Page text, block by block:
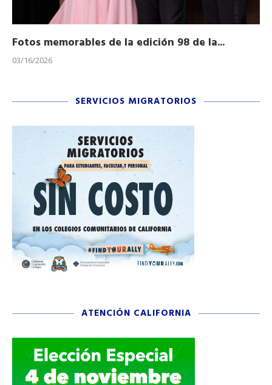
Fotos memorables de la edición 98 de la...
03/16/2026
SERVICIOS MIGRATORIOS
ATENCIÓN CALIFORNIA